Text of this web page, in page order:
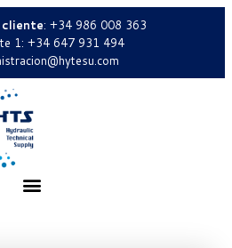
: +34 986 008 363
1: +34 647 931 494